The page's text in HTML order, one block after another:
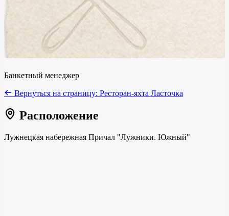
Банкетный менеджер
Вернуться на страницу: Ресторан-яхта Ласточка
Расположение
Лужнецкая набережная Причал "Лужники. Южный"